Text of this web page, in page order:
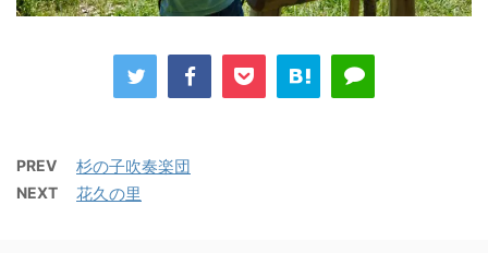
PREV 杉の子吹奏楽団
NEXT 花久の里